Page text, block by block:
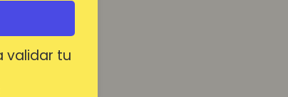
validar tu